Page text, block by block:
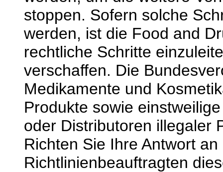
stoppen. Sofern solche
werden, ist die Food and
rechtliche Schritte
verschaffen. Die
Medikamente und
Produkte sowie
oder Distributoren illegaler
Richten Sie Ihre Antwort
Richtlinienbeauftragten